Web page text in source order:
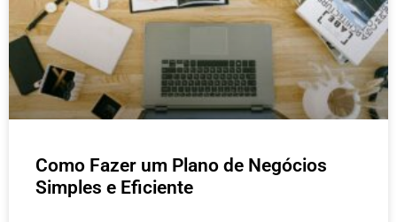
Como Fazer um Plano de Negócios
Simples e Eficiente